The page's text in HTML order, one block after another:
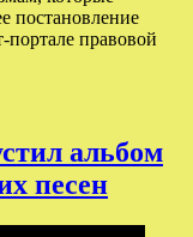
постановление
правовой
альбом
песен